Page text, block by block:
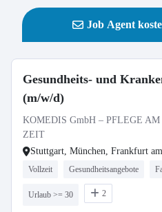
Job Agent
Gesundheits- und
(m/w/d)
KOMEDIS GmbH – PFLEGE
ZEIT
Stuttgart, München, Frankfurt
Vollzeit Gesundheitsangebote
Urlaub >= 30 2